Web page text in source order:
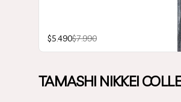
$5.490$7.990
TAMASHI NIKKEI